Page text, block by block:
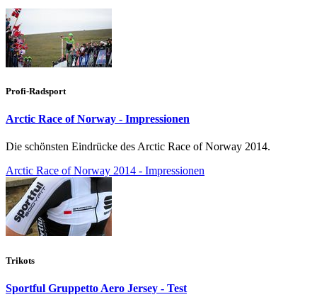
Profi-Radsport
Arctic Race of Norway - Impressionen
Die schönsten Eindrücke des Arctic Race of Norway 2014.
Arctic Race of Norway 2014 - Impressionen
Trikots
Sportful Gruppetto Aero Jersey - Test